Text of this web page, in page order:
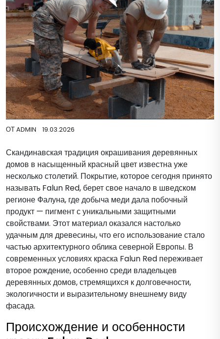
ОТADMIN 19.03.2026
Скандинавская традиция окрашивания деревянных
домов в насыщенный красный цвет известна уже
несколько столетий. Покрытие, которое сегодня принято
называть Falun Red, берет свое начало в шведском
регионе Фалуна, где добыча меди дала побочный
продукт — пигмент с уникальными защитными
свойствами. Этот материал оказался настолько
удачным для древесины, что его использование стало
частью архитектурного облика северной Европы. В
современных условиях краска Falun Red переживает
второе рождение, особенно среди владельцев
деревянных домов, стремящихся к долговечности,
экологичности и выразительному внешнему виду
фасада.
Происхождение и особенности